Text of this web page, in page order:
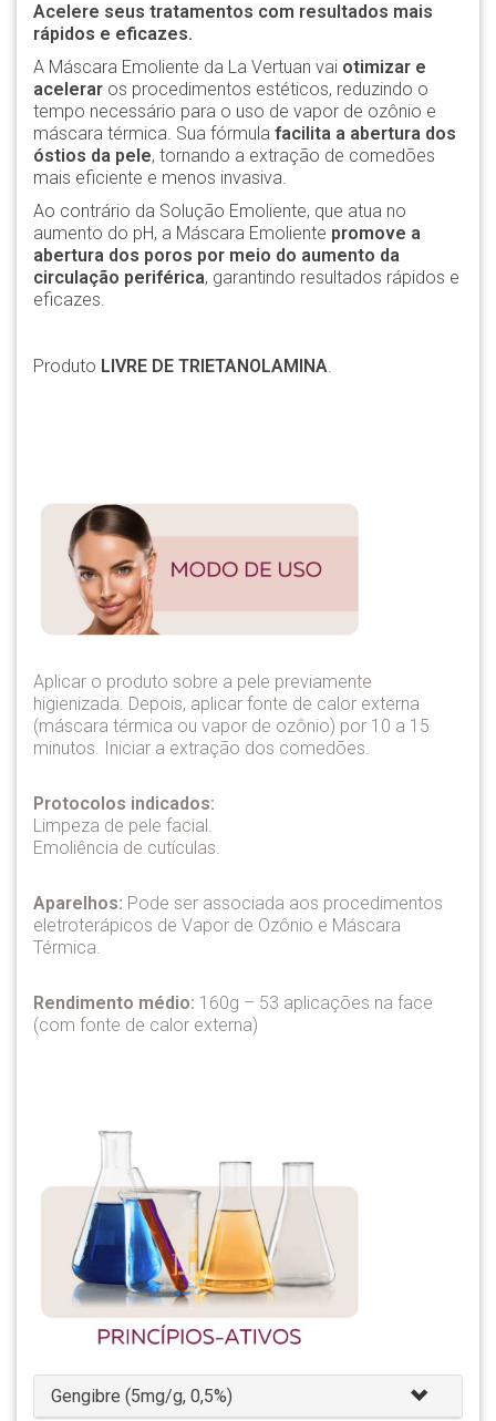
Acelere seus tratamentos com resultados mais
rápidos e eficazes.
A Máscara Emoliente da La Vertuan vai otimizar e
acelerar os procedimentos estéticos, reduzindo o
tempo necessário para o uso de vapor de ozônio e
máscara térmica. Sua fórmula facilita a abertura dos
óstios da pele, tornando a extração de comedões
mais eficiente e menos invasiva.
Ao contrário da Solução Emoliente, que atua no
aumento do pH, a Máscara Emoliente promove a
abertura dos poros por meio do aumento da
circulação periférica, garantindo resultados rápidos e
eficazes.
Produto LIVRE DE TRIETANOLAMINA.
Aplicar o produto sobre a pele previamente
higienizada. Depois, aplicar fonte de calor externa
(máscara térmica ou vapor de ozônio) por 10 a 15
minutos. Iniciar a extração dos comedões.
Protocolos indicados:
Limpeza de pele facial.
Emoliência de cutículas.
Aparelhos: Pode ser associada aos procedimentos
eletroterápicos de Vapor de Ozônio e Máscara
Térmica.
Rendimento médio: 160g – 53 aplicações na face
(com fonte de calor externa)
Gengibre (5mg/g, 0,5%)